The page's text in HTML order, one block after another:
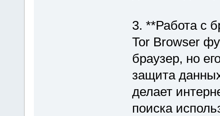
3. **Работа с
Tor Browser
браузер, но
защита
делает
поиска